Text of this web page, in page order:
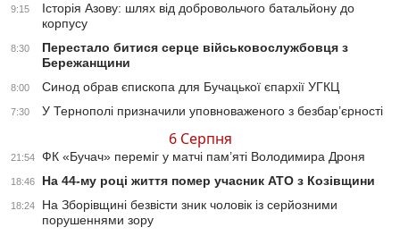
9:15
Історія Азову: шлях від добровольчого батальйону до
корпусу
8:30
Перестало битися серце військовослужбовця з
Бережанщини
8:00 Синод обрав єпископа для Бучацької єпархії УГКЦ
7:30 У Тернополі призначили уповноваженого з безбар’єрності
6 Серпня
21:54 ФК «Бучач» переміг у матчі пам’яті Володимира Дроня
18:46 На 44-му році життя помер учасник АТО з Козівщини
18:24
На Зборівщині безвісти зник чоловік із серйозними
порушеннями зору